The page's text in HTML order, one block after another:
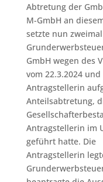
Abtretung der
M-GmbH an
setzte nun zweimal
GmbH wegen des
vom 22.3.2024
Antragstellerin
Anteilsabtretung,
Antragstellerin im
geführt hatte. Die
Antragstellerin